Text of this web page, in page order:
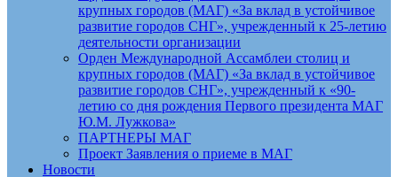
крупных городов (МАГ) «За вклад в устойчивое
развитие городов СНГ», учрежденный к 25-летию
деятельности организации
Орден Международной Ассамблеи столиц и
крупных городов (МАГ) «За вклад в устойчивое
развитие городов СНГ», учрежденный к «90-
летию со дня рождения Первого президента МАГ
Ю.М. Лужкова»
ПАРТНЕРЫ МАГ
Проект Заявления о приеме в МАГ
Новости